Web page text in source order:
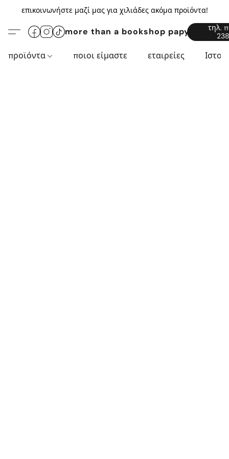
επικοινωνήστε μαζί μας για χιλιάδες ακόμα προϊόντα!
more than a bookshop
τηλ.
προϊόντα ποιοι είμαστε εταιρείες